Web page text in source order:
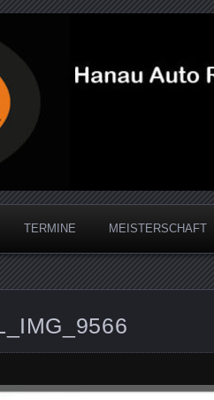
Association
TERMINE MEISTERSCHAFT